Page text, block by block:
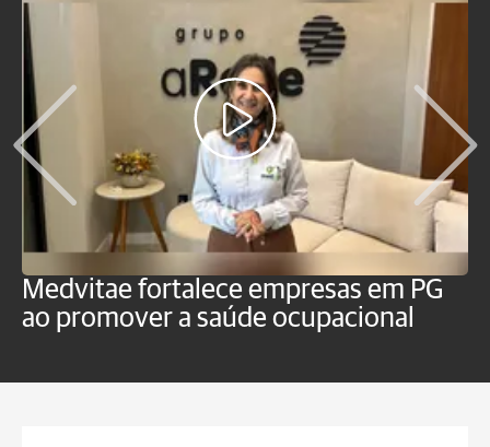
Medvitae fortalece empresas em PG
ao promover a saúde ocupacional